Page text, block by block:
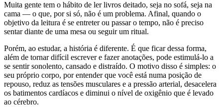
Muita gente tem o hábito de ler livros deitado, seja no sofá, seja na
cama — o que, por si só, não é um problema. Afinal, quando o
objetivo da leitura é se entreter ou passar o tempo, não é preciso
sentar diante de uma mesa ou seguir um ritual.
Porém, ao estudar, a história é diferente. É que ficar dessa forma,
além de tornar difícil escrever e fazer anotações, pode estimulá-lo a
se sentir sonolento, cansado e distraído. O motivo disso é simples: o
seu próprio corpo, por entender que você está numa posição de
repouso, reduz as tensões musculares e a pressão arterial, desacelera
os batimentos cardíacos e diminui o nível de oxigênio que é levado
ao cérebro.